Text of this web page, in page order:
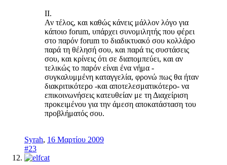
ΙΙ.
Αν τέλος, και καθώς κάνεις μάλλον λόγο για
κάποιο forum, υπάρχει συνομιλητής που φέρει
στο παρόν forum το διαδικτυακό σου κολλάρο
παρά τη θέλησή σου, και παρά τις συστάσεις
σου, και κρίνεις ότι σε διαπομπεύει, και αν
τελικώς το παρόν είναι ένα νήμα -
συγκαλυμμένη καταγγελία, φρονώ πως θα ήταν
διακριτικότερο -και αποτελεσματικότερο- να
επικοινωνήσεις κατευθείαν με τη Διαχείριση
προκειμένου για την άμεση αποκατάσταση του
προβλήματός σου.
Syrah, 16 Μαρτίου 2009
#23